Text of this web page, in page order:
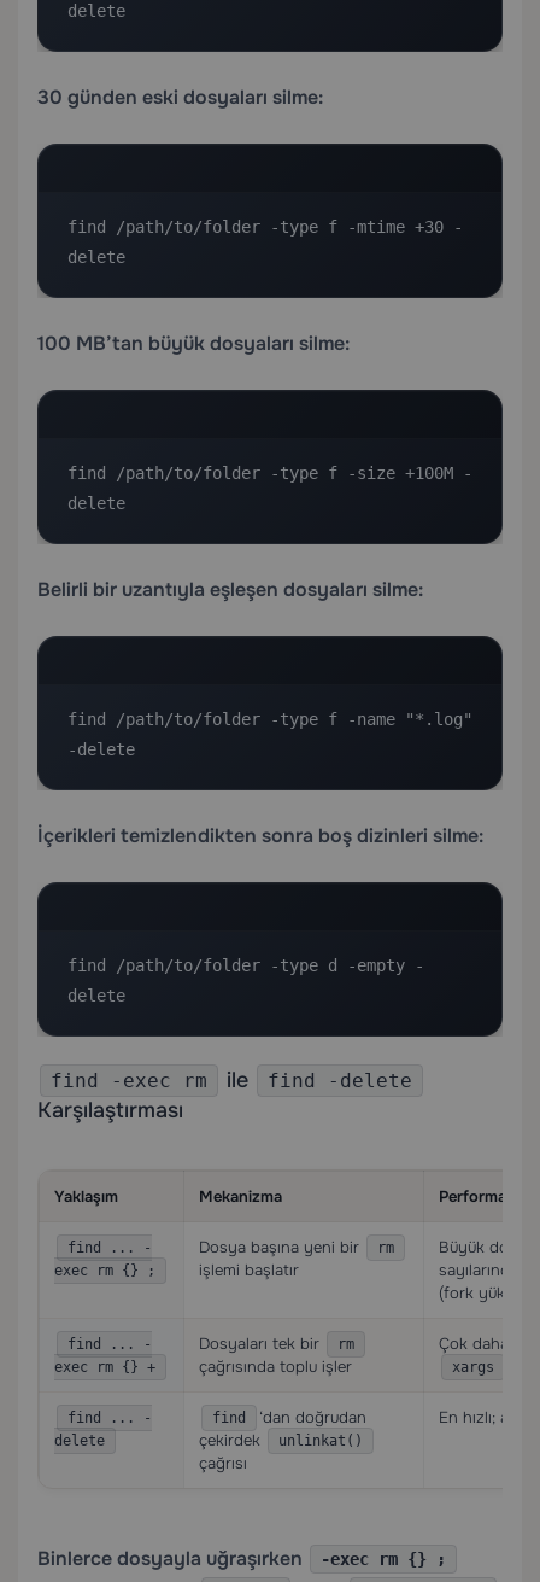
delete
30 günden eski dosyaları silme:
find /path/to/folder -type f -mtime +30 -
delete
100 MB’tan büyük dosyaları silme:
find /path/to/folder -type f -size +100M -
delete
Belirli bir uzantıyla eşleşen dosyaları silme:
find /path/to/folder -type f -name "*.log"
-delete
İçerikleri temizlendikten sonra boş dizinleri silme:
find /path/to/folder -type d -empty -
delete
find -exec rm ile find -delete
Karşılaştırması
Yaklaşım Mekanizma Performans
find ... -
exec rm {} ;
Dosya başına yeni bir rm
işlemi başlatır
Büyük dosya
sayılarında
(fork yükü)
find ... -
exec rm {} +
Dosyaları tek bir rm
çağrısında toplu işler
Çok daha
xargs
find ... -
delete
find
‘dan doğrudan
çekirdek
unlinkat()
çağrısı
En hızlı; alt
Binlerce dosyayla uğraşırken -exec rm {} ;